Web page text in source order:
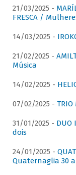
21/03/2025 -
FRESCA /
14/03/2025 -
21/02/2025 -
Música
14/02/2025 -
07/02/2025 - TRIO
31/01/2025 - DUO
dois
24/01/2025 -
Quaternaglia 30